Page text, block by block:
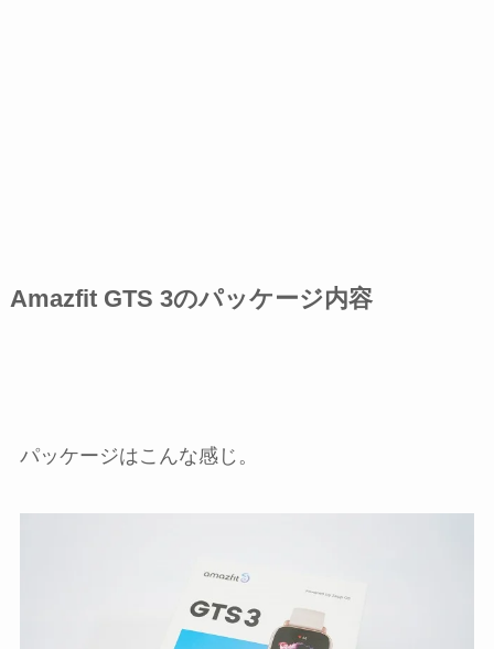
Amazfit GTS 3のパッケージ内容
パッケージはこんな感じ。